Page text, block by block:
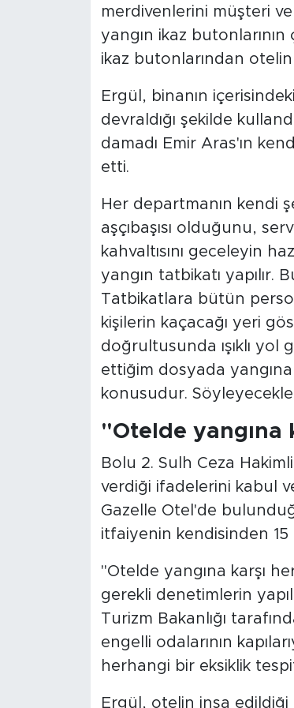
merdivenlerini müşteri
yangın ikaz butonlarının
ikaz butonlarından
Ergül, binanın
devraldığı şekilde
damadı Emir Aras'ın
etti.
Her departmanın kendi
aşçıbaşısı olduğunu,
kahvaltısını geceleyin
yangın tatbikatı yapılır.
Tatbikatlara bütün
kişilerin kaçacağı yeri
doğrultusunda ışıklı yol
ettiğim dosyada yangına
konusudur.
"Otelde yangına
Bolu 2. Sulh Ceza
verdiği ifadelerini kabul
Gazelle Otel'de
itfaiyenin kendisinden
"Otelde yangına karşı
gerekli denetimlerin
Turizm Bakanlığı
engelli odalarının
herhangi bir eksiklik
Ergül, otelin inşa